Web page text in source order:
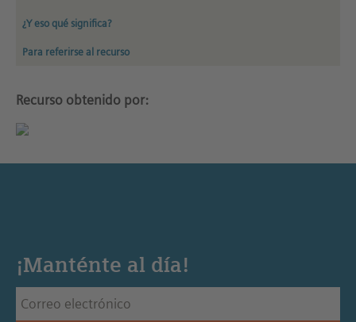
¿Y eso qué significa?
Para referirse al recurso
Recurso obtenido por:
¡Manténte al día!